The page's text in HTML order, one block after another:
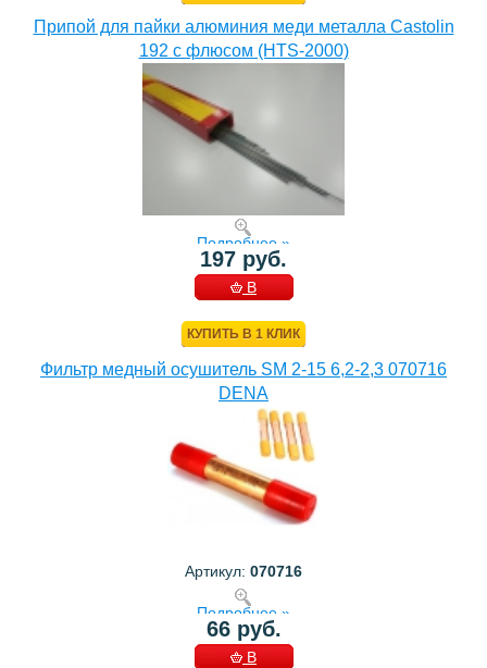
Припой для пайки алюминия меди металла Castolin
192 с флюсом (HTS-2000)
Подробнее »
197 руб.
В
КУПИТЬ В 1 КЛИК
Фильтр медный осушитель SM 2-15 6,2-2,3 070716
DENA
Артикул: 070716
Подробнее »
66 руб.
В